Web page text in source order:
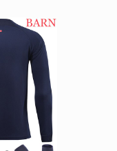
varianter.
Alternativene
kan
velges
på
produktsiden